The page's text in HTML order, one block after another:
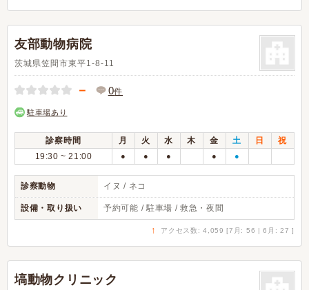
友部動物病院
茨城県笠間市東平1-8-11
－ 0件
駐車場あり
診察時間 月 火 水 木 金 土 日
祝
19:30 ~ 21:00
● ● ● ● ●
診察動物 イヌ / ネコ
設備・取り扱い 予約可能 / 駐車場 / 救急・夜間
↑ アクセス数: 4,059 [7月: 56 | 6月: 27 ]
塙動物クリニック